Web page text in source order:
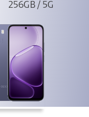
256GB / 5G